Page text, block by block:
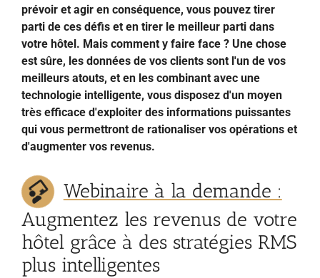
prévoir et agir en conséquence, vous pouvez tirer
parti de ces défis et en tirer le meilleur parti dans
votre hôtel. Mais comment y faire face ? Une chose
est sûre, les données de vos clients sont l'un de vos
meilleurs atouts, et en les combinant avec une
technologie intelligente, vous disposez d'un moyen
très efficace d'exploiter des informations puissantes
qui vous permettront de rationaliser vos opérations et
d'augmenter vos revenus.
Webinaire à la demande :
Augmentez les revenus de votre
hôtel grâce à des stratégies RMS
plus intelligentes